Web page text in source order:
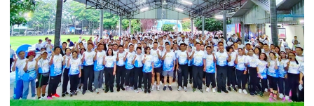
ปิด
ประตู
ทั้งหมด